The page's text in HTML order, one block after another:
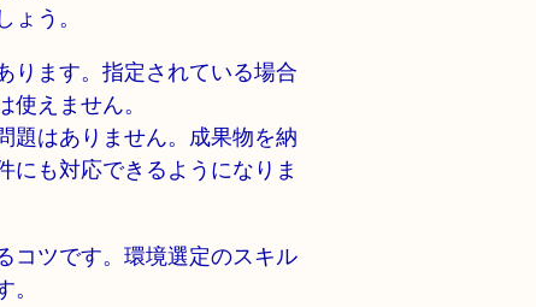
う。
ります。指定されている場合
えません。
題はありません。成果物を納
にも対応できるようになりま
コツです。環境選定のスキル